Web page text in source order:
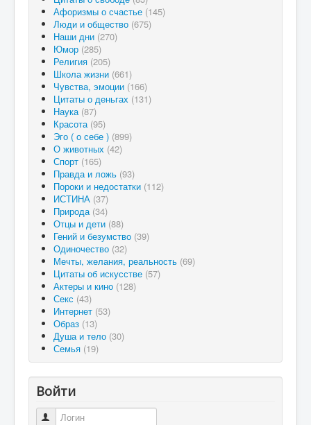
Афоризмы о счастье (145)
Люди и общество (675)
Наши дни (270)
Юмор (285)
Религия (205)
Школа жизни (661)
Чувства, эмоции (166)
Цитаты о деньгах (131)
Наука (87)
Красота (95)
Эго ( о себе ) (899)
О животных (42)
Спорт (165)
Правда и ложь (93)
Пороки и недостатки (112)
ИСТИНА (37)
Природа (34)
Отцы и дети (88)
Гений и безумство (39)
Одиночество (32)
Мечты, желания, реальность (69)
Цитаты об искусстве (57)
Актеры и кино (128)
Секс (43)
Интернет (53)
Образ (13)
Душа и тело (30)
Семья (19)
Войти
Логин